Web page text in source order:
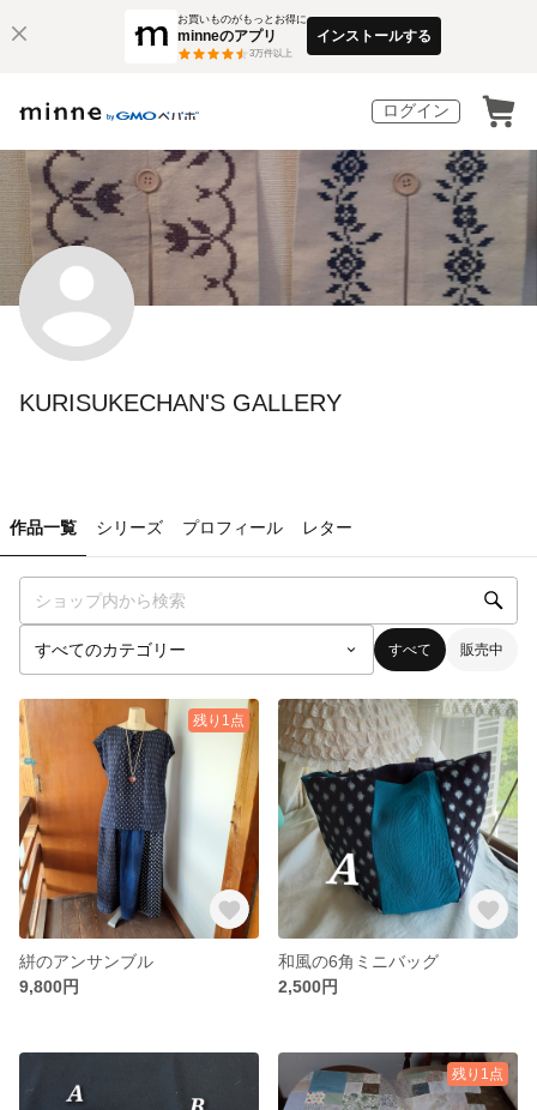
お買いものがもっとお得に
minneのアプリ
3万件以上
インストールする
ログイン
KURISUKECHAN'S GALLERY
作品一覧 シリーズ プロフィール レター
すべて 販売中
残り1点
絣のアンサンブル
9,800円
和風の6角ミニバッグ
2,500円
残り1点